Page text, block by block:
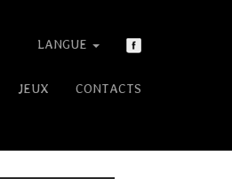
JEUX CONTACTS
LANGUE